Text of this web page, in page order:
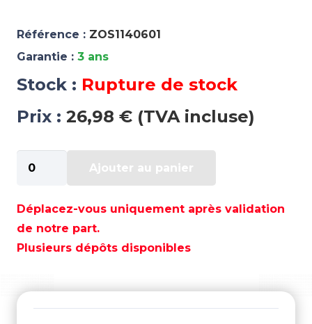
Référence : ZOS1140601
Garantie : 3 ans
Stock : Rupture de stock
Prix : 26,98 € (TVA incluse)
de
DE
NAVIGATION
ROUGE
ZOS1140601
Ajouter au panier
Déplacez-vous uniquement après validation
de notre part.
Plusieurs dépôts disponibles